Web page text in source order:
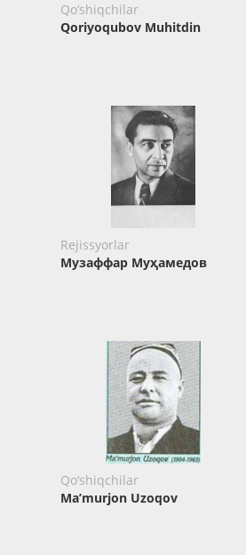
Qo‘shiqchilar
Qoriyoqubov Muhitdin
Rejissyorlar
Музаффар Муҳамедов
Qo‘shiqchilar
Ma’murjon Uzoqov